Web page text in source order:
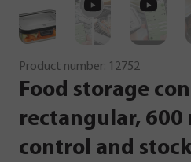
Product number: 12752
Food storage
rectangular, 600
control and